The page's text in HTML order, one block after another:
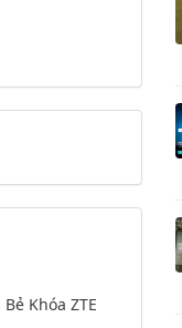
Khóa ZTE